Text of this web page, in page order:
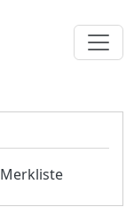
Merkliste